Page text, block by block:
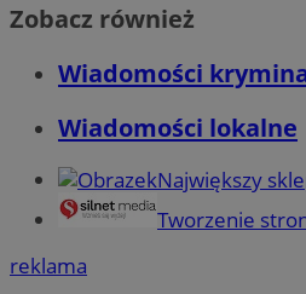
Zobacz również
Wiadomości
Wiadomości lokalne
Największy
Tworzenie
reklama